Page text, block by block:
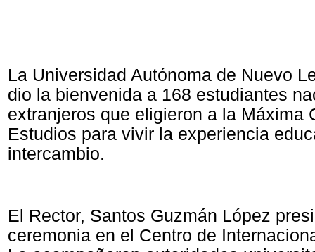
La Universidad Autónoma de Nuevo
dio la bienvenida a 168 estudiantes
extranjeros que eligieron a la Máxima
Estudios para vivir la experiencia
intercambio.
El Rector, Santos Guzmán López
ceremonia en el Centro de